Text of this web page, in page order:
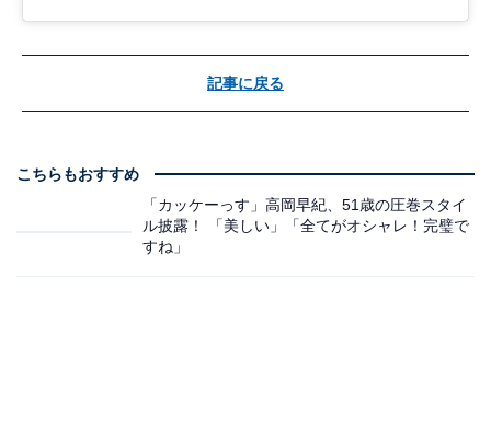
記事に戻る
こちらもおすすめ
「カッケーっす」高岡早紀、51歳の圧巻スタイ
ル披露！ 「美しい」「全てがオシャレ！完璧で
すね」